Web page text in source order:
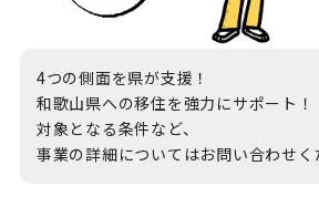
地域おこし
4つの側面を県が支援！
和歌山県への移住を強力にサポート！
対象となる条件など、
事業の詳細についてはお問い合わせく